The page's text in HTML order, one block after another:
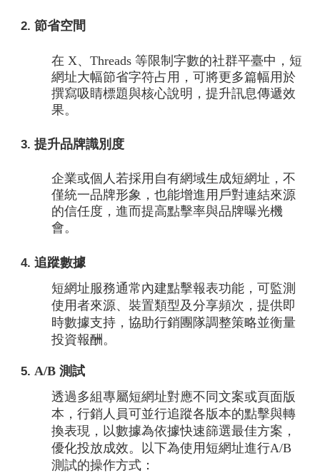
節省空間
在 X、Threads 等限制字數的社群平臺中，短
網址大幅節省字符占用，可將更多篇幅用於
撰寫吸睛標題與核心說明，提升訊息傳遞效
果。
提升品牌識別度
企業或個人若採用自有網域生成短網址，不
僅統一品牌形象，也能增進用戶對連結來源
的信任度，進而提高點擊率與品牌曝光機
會。
追蹤數據
短網址服務通常內建點擊報表功能，可監測
使用者來源、裝置類型及分享頻次，提供即
時數據支持，協助行銷團隊調整策略並衡量
投資報酬。
A/B 測試
透過多組專屬短網址對應不同文案或頁面版
本，行銷人員可並行追蹤各版本的點擊與轉
換表現，以數據為依據快速篩選最佳方案，
優化投放成效。以下為使用短網址進行A/B
測試的操作方式：